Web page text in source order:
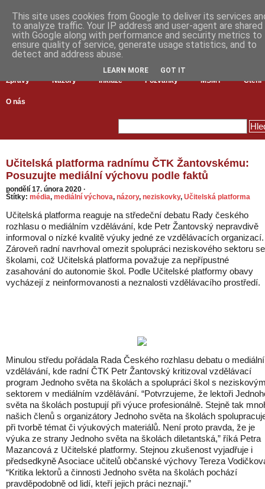
Zprávy Názory Inkluze Pozvánky MŠMT Čtení
O nás
Učitelská platforma radnímu ČTK Žantovskému:
Posuzujte mediální výchovu podle faktů
pondělí 17. února 2020 ·
Štítky: média, mediální výchova, názory, neziskovky, Učitelská platforma
Učitelská platforma reaguje na středeční debatu Rady českého
rozhlasu o mediálním vzdělávání, kde Petr Žantovský nepravdivě
informoval o nízké kvalitě výuky jedné ze vzdělávacích organizací.
Zároveň radní navrhoval omezit spolupráci neziskového sektoru se
školami, což Učitelská platforma považuje za nepřípustné
zasahování do autonomie škol. Podle Učitelské platformy obavy
vycházejí z neinformovanosti a neznalosti vzdělávacího prostředí.
Minulou středu pořádala Rada Českého rozhlasu debatu o
vzdělávání, kde radní ČTK Petr Žantovský kritizoval vzdělávací
program Jednoho světa na školách a spolupráci škol s
sektorem v mediálním vzdělávání. “Potvrzujeme, že lektoři
světa na školách postupují při výuce profesionálně. Stejně tak
našich členů s organizátory Jednoho světa na školách
při tvorbě témat či výukových materiálů. Není proto pravda, že je
výuka ze strany Jednoho světa na školách diletantská,” říká Petra
Mazancová z Učitelské platformy. Stejnou zkušenost vyjadřuje i
předsedkyně Asociace učitelů občanské výchovy Tereza
“Kritika lektorů a činnosti Jednoho světa na školách pochází
pravděpodobně od lidí, kteří jejich práci neznají.”
This site uses cookies from Google to deliver its services
to analyze traffic. Your IP address and user-agent are shared
with Google along with performance and security metrics to
ensure quality of service, generate usage statistics, and to
detect and address abuse.
LEARN MORE GOT IT